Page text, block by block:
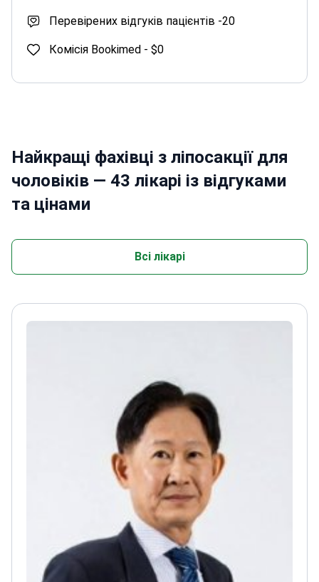
Перевірених відгуків пацієнтів -20
Комісія Bookimed - $0
Найкращі фахівці з ліпосакції для
чоловіків — 43 лікарі із відгуками
та цінами
Всі лікарі